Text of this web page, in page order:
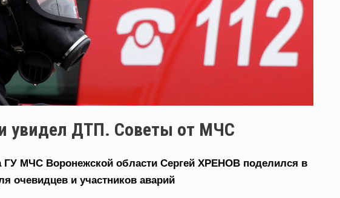
увидел ДТП. Советы от МЧС
ГУ МЧС Воронежской области Сергей ХРЕНОВ поделился в
очевидцев и участников аварий